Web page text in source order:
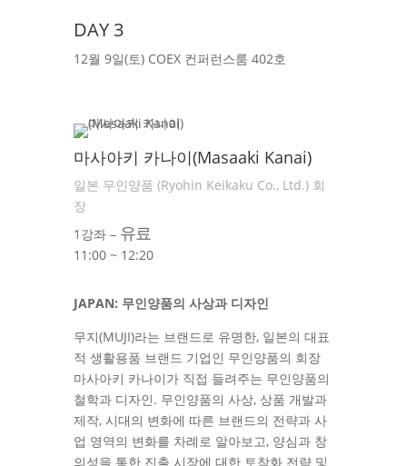
DAY 3
12월 9일(토) COEX 컨퍼런스룸 402호
마사아키 카나이(Masaaki Kanai)
일본 무인양품 (Ryohin Keikaku Co., Ltd.) 회
장
1강좌 – 유료
11:00 ~ 12:20
JAPAN: 무인양품의 사상과 디자인
무지(MUJI)라는 브랜드로 유명한, 일본의 대표
적 생활용품 브랜드 기업인 무인양품의 회장
마사아키 카나이가 직접 들려주는 무인양품의
철학과 디자인. 무인양품의 사상, 상품 개발과
제작, 시대의 변화에 따른 브랜드의 전략과 사
업 영역의 변화를 차례로 알아보고, 양심과 창
의성을 통한 진출 시장에 대한 토착화 전략 및